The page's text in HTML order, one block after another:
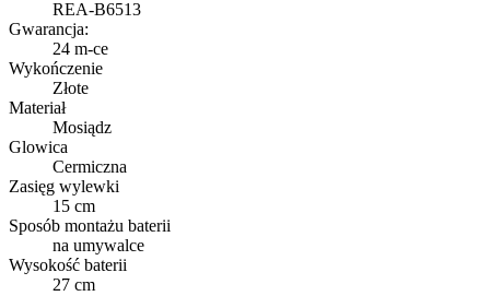
REA-B6513
Gwarancja:
24 m-ce
Wykończenie
Złote
Materiał
Mosiądz
Glowica
Cermiczna
Zasięg wylewki
15 cm
Sposób montażu baterii
na umywalce
Wysokość baterii
27 cm